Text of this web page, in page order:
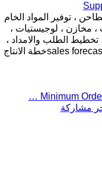
، توفير المواد الخام
، مخازن ، لوجيستيات ،
تخطيط الطلب والامداد ،
تخطيط التشغيل، فوركاست sales forecast ، MPSخطة الانتاج
مشاركة